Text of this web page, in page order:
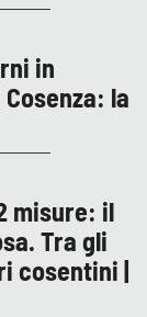
in
la
misure: il
Tra gli
cosentini |